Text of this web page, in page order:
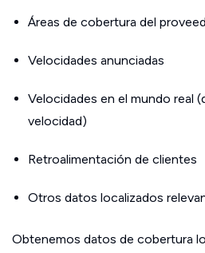
Áreas de cobertura del
Velocidades anunciadas
Velocidades en el mundo real
velocidad)
Retroalimentación de clientes
Otros datos localizados
Obtenemos datos de cobertura